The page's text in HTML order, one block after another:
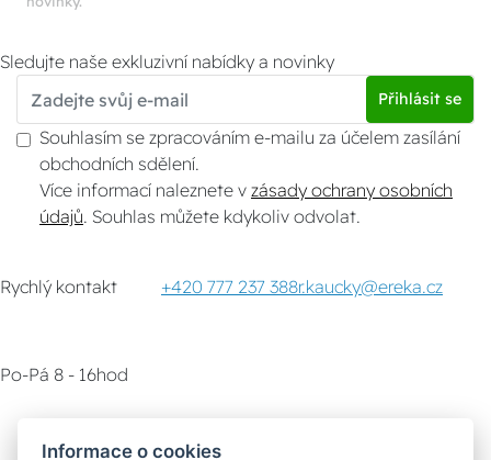
Sledujte naše exkluzivní nabídky a novinky
Přihlásit se
Souhlasím se zpracováním e-mailu za účelem zasílání
obchodních sdělení.
Více informací naleznete v zásady ochrany osobních
údajů . Souhlas můžete kdykoliv odvolat.
Rychlý kontakt +420 777 237 388r.kaucky@ereka.cz
Po-Pá 8 - 16hod
Informace o cookies